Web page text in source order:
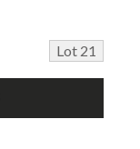
Lot 21